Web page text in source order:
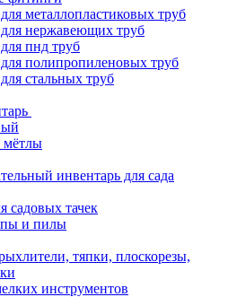
металлопластиковых труб
нержавеющих труб
пнд труб
полипропиленовых труб
стальных труб
мётлы
инвентарь для сада
садовых тачек
и пилы
тяпки, плоскорезы,
инструментов